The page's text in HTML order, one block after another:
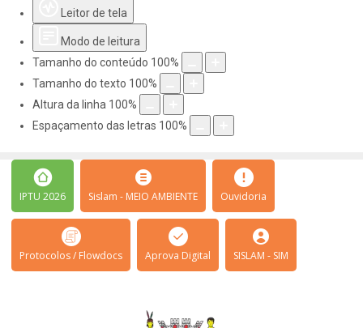
Leitor de tela
Modo de leitura
Tamanho do conteúdo 100%
Tamanho do texto 100%
Altura da linha 100%
Espaçamento das letras 100%
IPTU 2026 Sislam - MEIO AMBIENTE Ouvidoria
Protocolos / Flowdocs Aprova Digital SISLAM - SIM